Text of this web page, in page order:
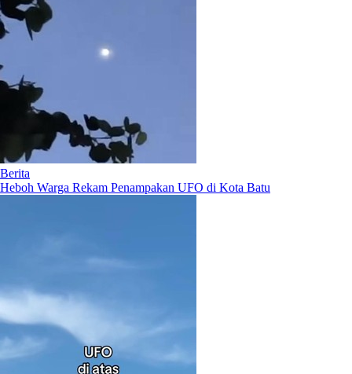
Berita
Heboh Warga Rekam Penampakan UFO di Kota Batu